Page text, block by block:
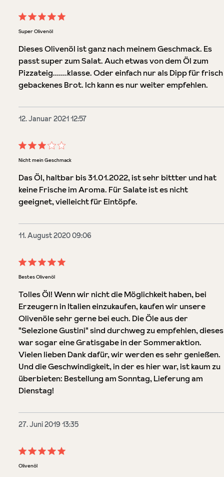
Bewertung mit 5 von 5 Sternen
Super Olivenöl
Dieses Olivenöl ist ganz nach meinem Geschmack. Es
passt super zum Salat. Auch etwas von dem Öl zum
Pizzateig.......klasse. Oder einfach nur als Dipp für frisch
gebackenes Brot. Ich kann es nur weiter empfehlen.
12. Januar 2021 12:57
Bewertung mit 3 von 5 Sternen
Nicht mein Geschmack
Das Öl, haltbar bis 31.01.2022, ist sehr bittter und hat
keine Frische im Aroma. Für Salate ist es nicht
geeignet, vielleicht für Eintöpfe.
11. August 2020 09:06
Bewertung mit 5 von 5 Sternen
Bestes Olivenöl
Tolles Öl! Wenn wir nicht die Möglichkeit haben, bei
Erzeugern in Italien einzukaufen, kaufen wir unsere
Olivenöle sehr gerne bei euch. Die Öle aus der
"Selezione Gustini" sind durchweg zu empfehlen, dieses
war sogar eine Gratisgabe in der Sommeraktion.
Vielen lieben Dank dafür, wir werden es sehr genießen.
Und die Geschwindigkeit, in der es hier war, ist kaum zu
überbieten: Bestellung am Sonntag, Lieferung am
Dienstag!
27. Juni 2019 13:35
Bewertung mit 5 von 5 Sternen
Olivenöl